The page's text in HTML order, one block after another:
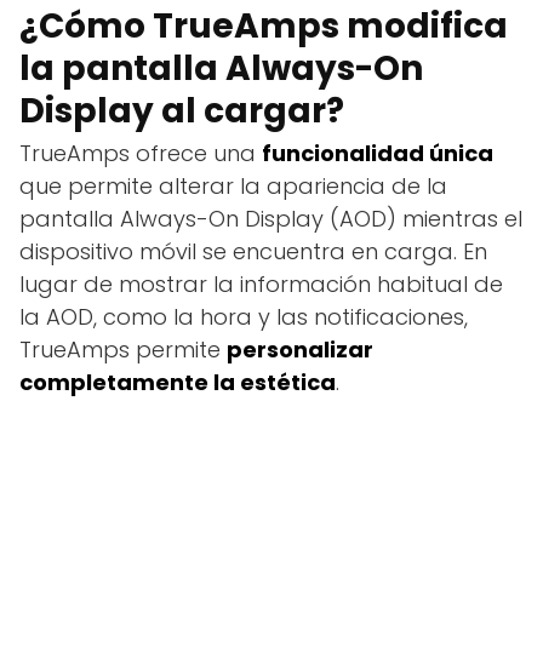
¿Cómo TrueAmps modifica
la pantalla Always-On
Display al cargar?
TrueAmps ofrece una funcionalidad única
que permite alterar la apariencia de la
pantalla Always-On Display (AOD) mientras el
dispositivo móvil se encuentra en carga. En
lugar de mostrar la información habitual de
la AOD, como la hora y las notificaciones,
TrueAmps permite personalizar
completamente la estética.